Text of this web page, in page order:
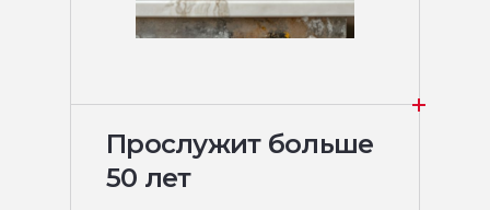
Прослужит больше
50 лет